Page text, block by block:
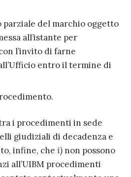
del marchio oggetto
all’istante per
l’invito di farne
entro il termine di
i procedimenti in sede
giudiziali di decadenza e
infine, che i) non possono
all’UIBM procedimenti